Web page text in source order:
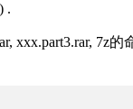
.
7z的